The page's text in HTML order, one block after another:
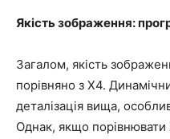
Якість зображення:
Загалом, якість
порівняно з X4.
деталізація вища,
Однак, якщо